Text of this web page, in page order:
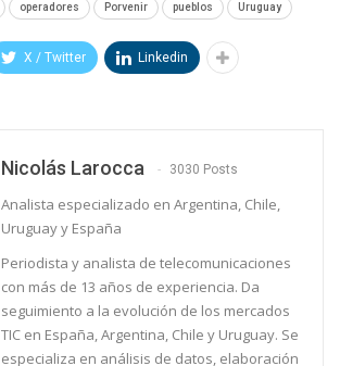
operadores Porvenir pueblos Uruguay
X / Twitter Linkedin
Nicolás Larocca 3030 Posts
Analista especializado en Argentina, Chile,
Uruguay y España
Periodista y analista de telecomunicaciones
con más de 13 años de experiencia. Da
seguimiento a la evolución de los mercados
TIC en España, Argentina, Chile y Uruguay. Se
especializa en análisis de datos, elaboración